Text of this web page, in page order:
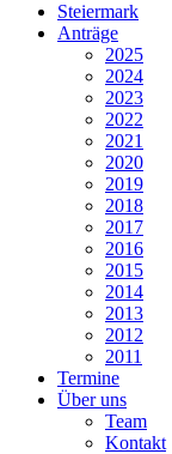
Steiermark
Anträge
2025
2024
2023
2022
2021
2020
2019
2018
2017
2016
2015
2014
2013
2012
2011
Termine
Über uns
Team
Kontakt